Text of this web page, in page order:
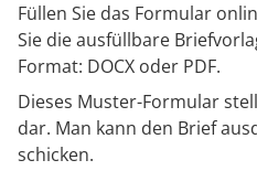
Füllen Sie das Formular
Sie die ausfüllbare
Format: DOCX oder PDF.
Dieses Muster-Formular
dar. Man kann den Brief
schicken.